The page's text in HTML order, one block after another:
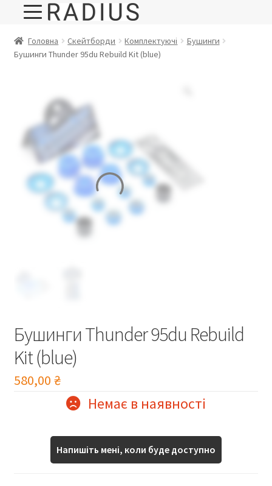
Головна Скейтборди Комплектуючі
Бушинги
Бушинги Thunder 95du Rebuild Kit (blue)
Бушинги Thunder 95du Rebuild
Kit (blue)
580,00 ₴
Немає в наявності
Напишіть мені, коли буде доступно